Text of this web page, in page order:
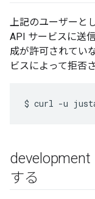
上記のユーザーと
API サービスに送
成が許可されてい
ビスによって拒否
$ curl -u
する